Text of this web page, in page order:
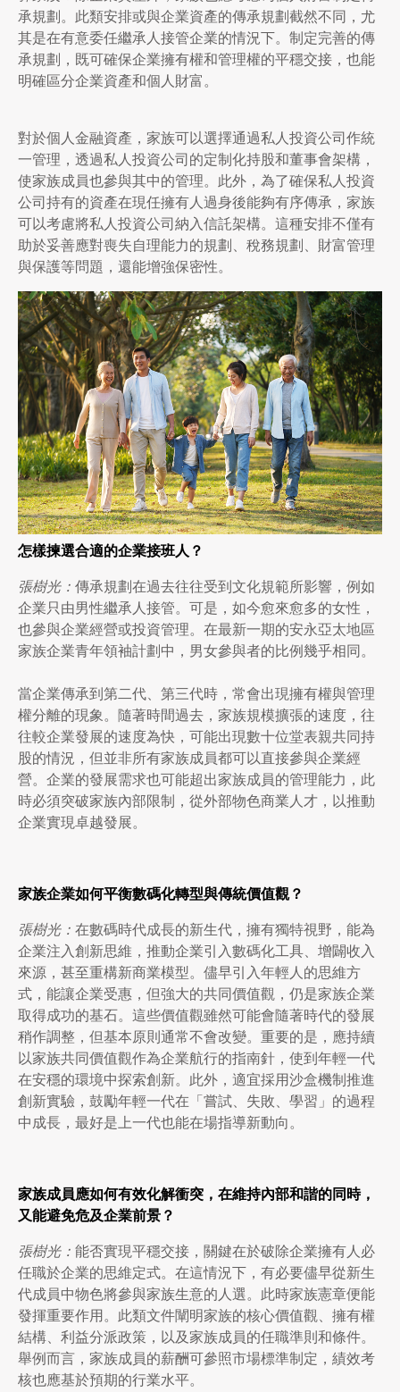
承規劃。此類安排或與企業資產的傳承規劃截然不同，尤
其是在有意委任繼承人接管企業的情況下。制定完善的傳
承規劃，既可確保企業擁有權和管理權的平穩交接，也能
明確區分企業資產和個人財富。
對於個人金融資產，家族可以選擇通過私人投資公司作統
一管理，透過私人投資公司的定制化持股和董事會架構，
使家族成員也參與其中的管理。此外，為了確保私人投資
公司持有的資產在現任擁有人過身後能夠有序傳承，家族
可以考慮將私人投資公司納入信託架構。這種安排不僅有
助於妥善應對喪失自理能力的規劃、稅務規劃、財富管理
與保護等問題，還能增強保密性。
怎樣揀選合適的企業接班人？
張樹光： 傳承規劃在過去往往受到文化規範所影響，例如
企業只由男性繼承人接管。可是，如今愈來愈多的女性，
也參與企業經營或投資管理。在最新一期的安永亞太地區
家族企業青年領袖計劃中，男女參與者的比例幾乎相同。
當企業傳承到第二代、第三代時，常會出現擁有權與管理
權分離的現象。隨著時間過去，家族規模擴張的速度，往
往較企業發展的速度為快，可能出現數十位堂表親共同持
股的情況，但並非所有家族成員都可以直接參與企業經
營。企業的發展需求也可能超出家族成員的管理能力，此
時必須突破家族內部限制，從外部物色商業人才，以推動
企業實現卓越發展。
家族企業如何平衡數碼化轉型與傳統價值觀？
張樹光： 在數碼時代成長的新生代，擁有獨特視野，能為
企業注入創新思維，推動企業引入數碼化工具、增闢收入
來源，甚至重構新商業模型。儘早引入年輕人的思維方
式，能讓企業受惠，但強大的共同價值觀，仍是家族企業
取得成功的基石。這些價值觀雖然可能會隨著時代的發展
稍作調整，但基本原則通常不會改變。重要的是，應持續
以家族共同價值觀作為企業航行的指南針，使到年輕一代
在安穩的環境中探索創新。此外，適宜採用沙盒機制推進
創新實驗，鼓勵年輕一代在「嘗試、失敗、學習」的過程
中成長，最好是上一代也能在場指導新動向。
家族成員應如何有效化解衝突，在維持內部和諧的同時，
又能避免危及企業前景？
張樹光： 能否實現平穩交接，關鍵在於破除企業擁有人必
任職於企業的思維定式。在這情況下，有必要儘早從新生
代成員中物色將參與家族生意的人選。此時家族憲章便能
發揮重要作用。此類文件闡明家族的核心價值觀、擁有權
結構、利益分派政策，以及家族成員的任職準則和條件。
舉例而言，家族成員的薪酬可參照市場標準制定，績效考
核也應基於預期的行業水平。